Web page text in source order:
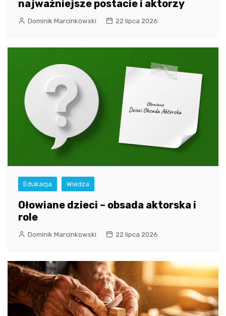
najważniejsze postacie i aktorzy
Dominik Marcinkowski 22 lipca 2026
Edukacja Wiedza
Ołowiane dzieci – obsada aktorska i
role
Dominik Marcinkowski 22 lipca 2026